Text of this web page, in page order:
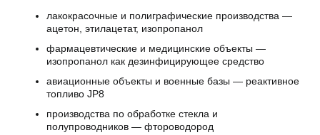
лакокрасочные и полиграфические производства —
ацетон, этилацетат, изопропанол
фармацевтические и медицинские объекты —
изопропанол как дезинфицирующее средство
авиационные объекты и военные базы — реактивное
топливо JP8
производства по обработке стекла и
полупроводников — фтороводород